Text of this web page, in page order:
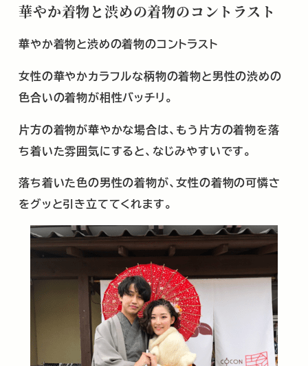
華やか着物と渋めの着物のコントラスト
華やか着物と渋めの着物のコントラスト
女性の華やかカラフルな柄物の着物と男性の渋めの
色合いの着物が相性バッチリ。
片方の着物が華やかな場合は、もう片方の着物を落
ち着いた雰囲気にすると、なじみやすいです。
落ち着いた色の男性の着物が、女性の着物の可憐さ
をグッと引き立ててくれます。